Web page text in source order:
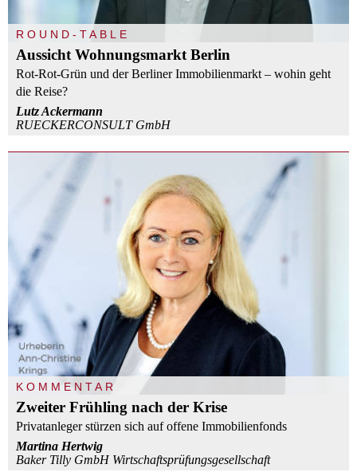
ROUND-TABLE
Aussicht Wohnungsmarkt Berlin
Rot-Rot-Grün und der Berliner Immobilienmarkt – wohin geht
die Reise?
Lutz Ackermann
RUECKERCONSULT GmbH
KOMMENTAR
Zweiter Frühling nach der Krise
Privatanleger stürzen sich auf offene Immobilienfonds
Martina Hertwig
Baker Tilly GmbH Wirtschaftsprüfungsgesellschaft